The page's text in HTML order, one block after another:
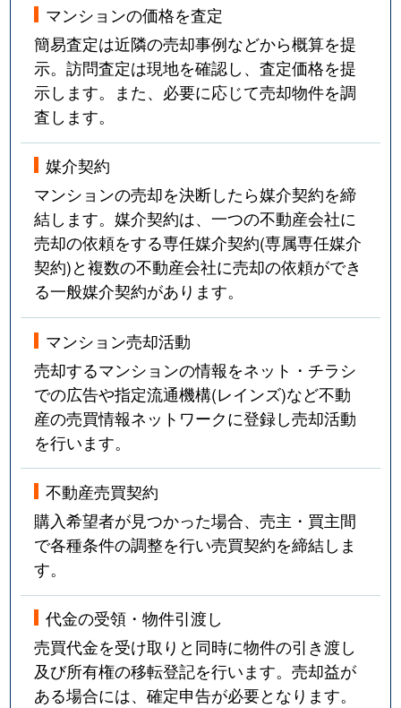
マンションの価格を査定
簡易査定は近隣の売却事例などから概算を提
示。訪問査定は現地を確認し、査定価格を提
示します。また、必要に応じて売却物件を調
査します。
媒介契約
マンションの売却を決断したら媒介契約を締
結します。媒介契約は、一つの不動産会社に
売却の依頼をする専任媒介契約(専属専任媒介
契約)と複数の不動産会社に売却の依頼ができ
る一般媒介契約があります。
マンション売却活動
売却するマンションの情報をネット・チラシ
での広告や指定流通機構(レインズ)など不動
産の売買情報ネットワークに登録し売却活動
を行います。
不動産売買契約
購入希望者が見つかった場合、売主・買主間
で各種条件の調整を行い売買契約を締結しま
す。
代金の受領・物件引渡し
売買代金を受け取りと同時に物件の引き渡し
及び所有権の移転登記を行います。売却益が
ある場合には、確定申告が必要となります。